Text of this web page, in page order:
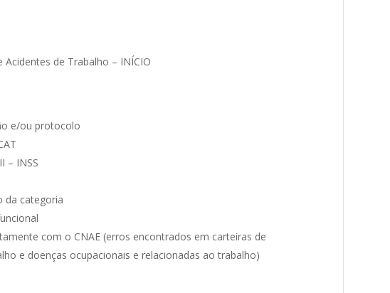
de Trabalho – INÍCIO
e/ou protocolo
– INSS
da categoria
com o CNAE (erros encontrados em carteiras de
e doenças ocupacionais e relacionadas ao trabalho)